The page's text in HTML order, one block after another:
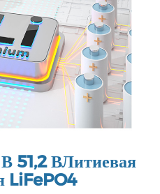
51,2 ВЛитиевая
LiFePO4